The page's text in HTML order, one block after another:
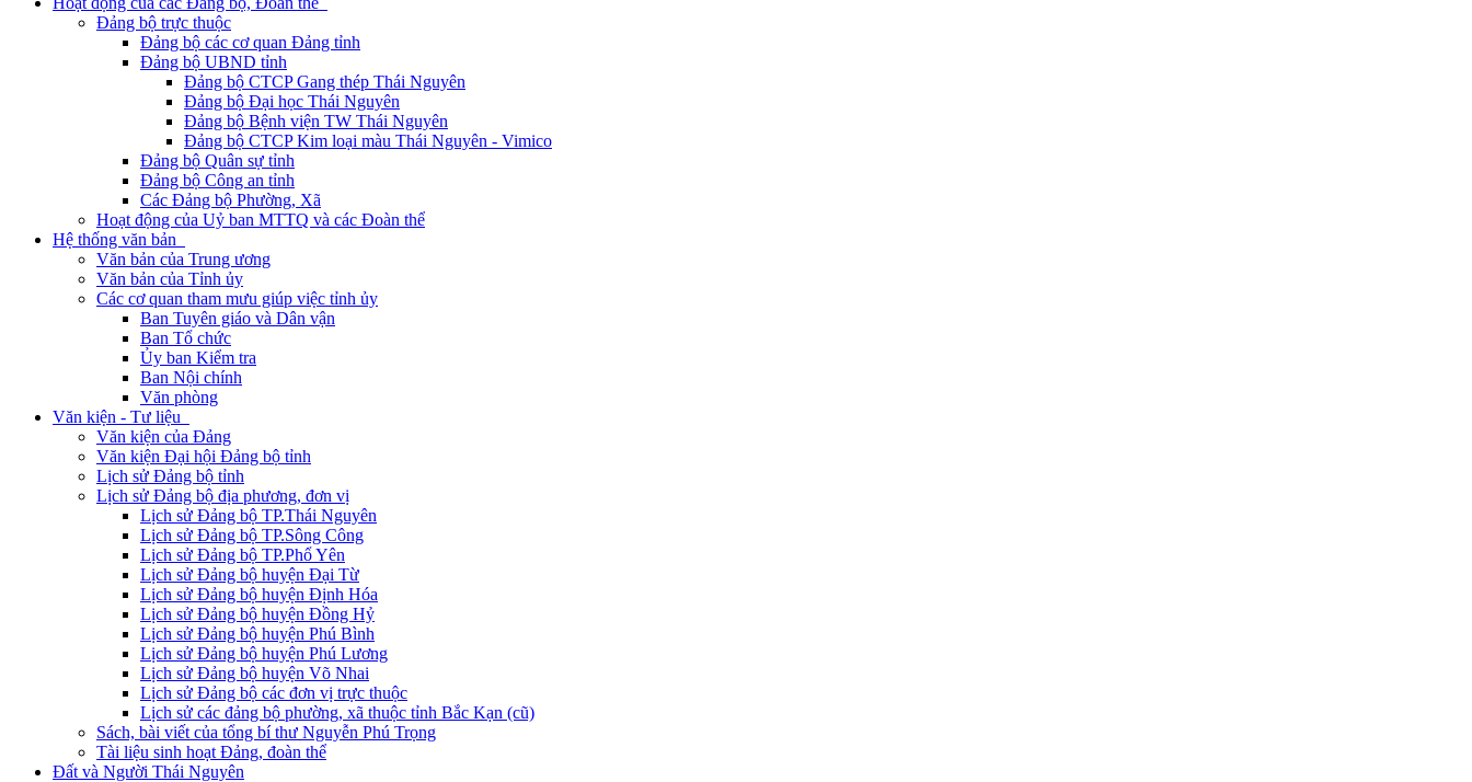
Đảng bộ trực thuộc
Đảng bộ các cơ quan Đảng tỉnh
Đảng bộ UBND tỉnh
Đảng bộ CTCP Gang thép Thái Nguyên
Đảng bộ Đại học Thái Nguyên
Đảng bộ Bệnh viện TW Thái Nguyên
Đảng bộ CTCP Kim loại màu Thái Nguyên - Vimico
Đảng bộ Quân sự tỉnh
Đảng bộ Công an tỉnh
Các Đảng bộ Phường, Xã
Hoạt động của Uỷ ban MTTQ và các Đoàn thể
Hệ thống văn bản
Văn bản của Trung ương
Văn bản của Tỉnh ủy
Các cơ quan tham mưu giúp việc tỉnh ủy
Ban Tuyên giáo và Dân vận
Ban Tổ chức
Ủy ban Kiểm tra
Ban Nội chính
Văn phòng
Văn kiện - Tư liệu
Văn kiện của Đảng
Văn kiện Đại hội Đảng bộ tỉnh
Lịch sử Đảng bộ tỉnh
Lịch sử Đảng bộ địa phương, đơn vị
Lịch sử Đảng bộ TP.Thái Nguyên
Lịch sử Đảng bộ TP.Sông Công
Lịch sử Đảng bộ TP.Phổ Yên
Lịch sử Đảng bộ huyện Đại Từ
Lịch sử Đảng bộ huyện Định Hóa
Lịch sử Đảng bộ huyện Đồng Hỷ
Lịch sử Đảng bộ huyện Phú Bình
Lịch sử Đảng bộ huyện Phú Lương
Lịch sử Đảng bộ huyện Võ Nhai
Lịch sử Đảng bộ các đơn vị trực thuộc
Lịch sử các đảng bộ phường, xã thuộc tỉnh Bắc Kạn (cũ)
Sách, bài viết của tổng bí thư Nguyễn Phú Trọng
Tài liệu sinh hoạt Đảng, đoàn thể
Đất và Người Thái Nguyên